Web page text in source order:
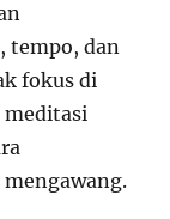
dan
fokus di